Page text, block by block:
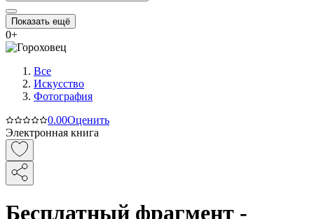
Показать ещё
0+
Все
Искусство
Фотография
0.00Оценить
Электронная книга
Бесплатный фрагмент -